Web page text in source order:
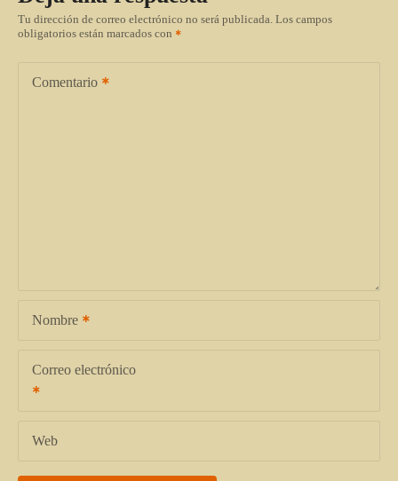
Tu dirección de correo electrónico no será publicada. Los campos
obligatorios están marcados con
Comentario
Nombre
Correo electrónico
Web